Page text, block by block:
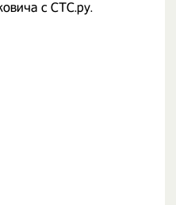
с СТС.ру.